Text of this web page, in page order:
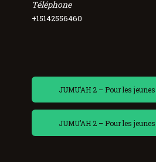
Téléphone
+15142556460
JUMU’AH 2 – Pour les
JUMU’AH 2 – Pour les